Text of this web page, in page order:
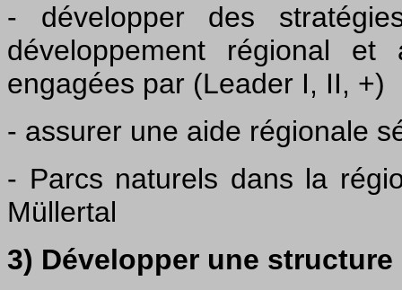
- développer des
développement régional
engagées par (Leader I, II, +)
- assurer une aide régionale
- Parcs naturels dans la
Müllertal
3) Développer une